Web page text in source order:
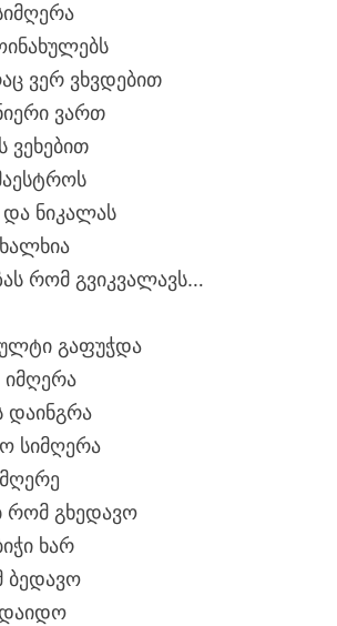
ვერ ვხვდებით
ვართ
ვეხებით
ნიკალას
რომ გვიკვალავს…
გაფუჭდა
დაინგრა
სიმღერა
რომ გხედავო
ხარ
ბედავო